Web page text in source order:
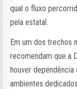
qual o fluxo
pela estatal.
Em um dos trechos
recomendam que a
houver
ambientes